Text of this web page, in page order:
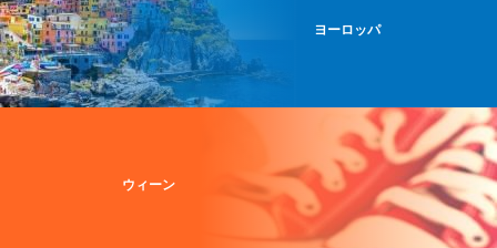
ヨーロッパ
ウィーン